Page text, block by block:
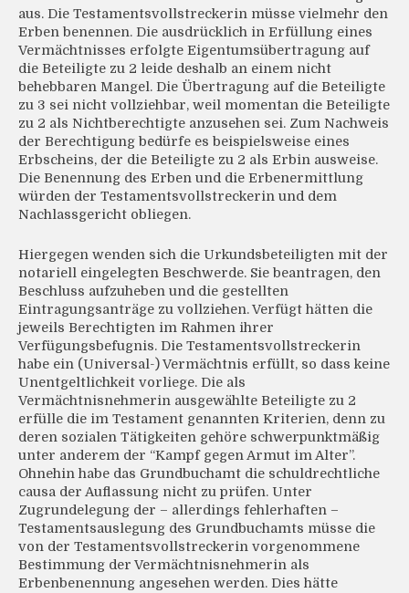
aus. Die Testamentsvollstreckerin müsse vielmehr den
Erben benennen. Die ausdrücklich in Erfüllung eines
Vermächtnisses erfolgte Eigentumsübertragung auf
die Beteiligte zu 2 leide deshalb an einem nicht
behebbaren Mangel. Die Übertragung auf die Beteiligte
zu 3 sei nicht vollziehbar, weil momentan die Beteiligte
zu 2 als Nichtberechtigte anzusehen sei. Zum Nachweis
der Berechtigung bedürfe es beispielsweise eines
Erbscheins, der die Beteiligte zu 2 als Erbin ausweise.
Die Benennung des Erben und die Erbenermittlung
würden der Testamentsvollstreckerin und dem
Nachlassgericht obliegen.
Hiergegen wenden sich die Urkundsbeteiligten mit der
notariell eingelegten Beschwerde. Sie beantragen, den
Beschluss aufzuheben und die gestellten
Eintragungsanträge zu vollziehen. Verfügt hätten die
jeweils Berechtigten im Rahmen ihrer
Verfügungsbefugnis. Die Testamentsvollstreckerin
habe ein (Universal-) Vermächtnis erfüllt, so dass keine
Unentgeltlichkeit vorliege. Die als
Vermächtnisnehmerin ausgewählte Beteiligte zu 2
erfülle die im Testament genannten Kriterien, denn zu
deren sozialen Tätigkeiten gehöre schwerpunktmäßig
unter anderem der “Kampf gegen Armut im Alter”.
Ohnehin habe das Grundbuchamt die schuldrechtliche
causa der Auflassung nicht zu prüfen. Unter
Zugrundelegung der – allerdings fehlerhaften –
Testamentsauslegung des Grundbuchamts müsse die
von der Testamentsvollstreckerin vorgenommene
Bestimmung der Vermächtnisnehmerin als
Erbenbenennung angesehen werden. Dies hätte